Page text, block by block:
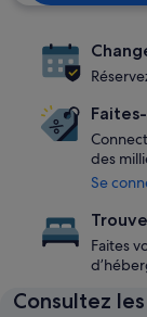
des
Se
Faites
Consultez